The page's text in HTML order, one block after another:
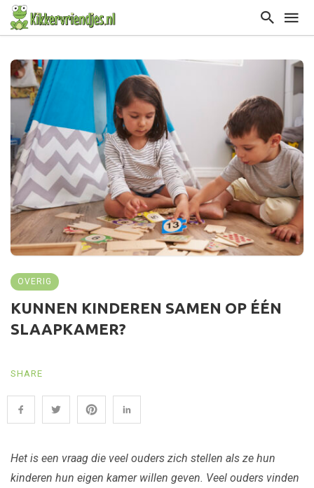
OVERIG
KUNNEN KINDEREN SAMEN OP ÉÉN
SLAAPKAMER?
SHARE
Het is een vraag die veel ouders zich stellen als ze hun
kinderen hun eigen kamer willen geven. Veel ouders vinden